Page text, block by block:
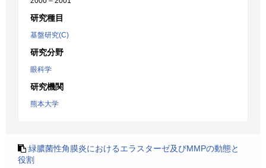
研究種目
基盤研究(C)
研究分野
眼科学
研究機関
熊本大学
緑膿菌性角膜炎におけるエラスターゼ及びMMPの動態と
役割